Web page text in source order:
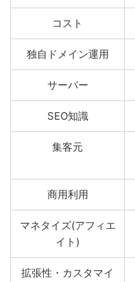
コスト
独自ドメイン運用
サーバー
SEO知識
集客元
商用利用
マネタイズ(アフィエ
イト)
拡張性・カスタマイ